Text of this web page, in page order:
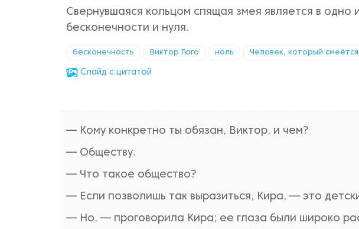
Свернувшаяся кольцом спящая змея является в одно
бесконечности и нуля.
бесконечность Виктор Гюго ноль Человек, который смеётся
Cлайд с цитатой
— Кому конкретно ты обязан, Виктор, и чем?
— Обществу.
— Что такое общество?
— Если позволишь так выразиться, Кира, — это
— Но, — проговорила Кира; ее глаза были широко